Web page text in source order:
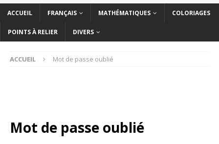
ACCUEIL FRANÇAIS MATHÉMATIQUES COLORIAGES
POINTS À RELIER DIVERS
ACCUEIL Mot de passe oublié
Mot de passe oublié